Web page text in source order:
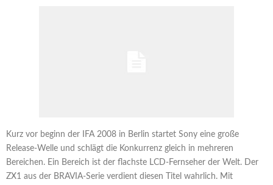
Kurz vor beginn der IFA 2008 in Berlin startet Sony eine große
Release-Welle und schlägt die Konkurrenz gleich in mehreren
Bereichen. Ein Bereich ist der flachste LCD-Fernseher der Welt. Der
ZX1 aus der BRAVIA-Serie verdient diesen Titel wahrlich. Mit